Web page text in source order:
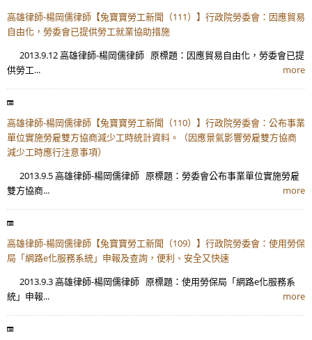
高雄律師-楊岡儒律師【兔寶寶勞工新聞（111）】行政院勞委會：因應貿易
自由化，勞委會已提供勞工就業協助措施
2013.9.12 高雄律師-楊岡儒律師 原標題：因應貿易自由化，勞委會已提
供勞工...
more
高雄律師-楊岡儒律師【兔寶寶勞工新聞（110）】行政院勞委會：公布事業
單位實施勞雇雙方協商減少工時統計資料。（因應景氣影響勞雇雙方協商
減少工時應行注意事項）
2013.9.5 高雄律師-楊岡儒律師 原標題：勞委會公布事業單位實施勞雇
雙方協商...
more
高雄律師-楊岡儒律師【兔寶寶勞工新聞（109）】行政院勞委會：使用勞保
局「網路e化服務系統」申報及查詢，便利、安全又快速
2013.9.3 高雄律師-楊岡儒律師 原標題：使用勞保局「網路e化服務系
統」申報...
more